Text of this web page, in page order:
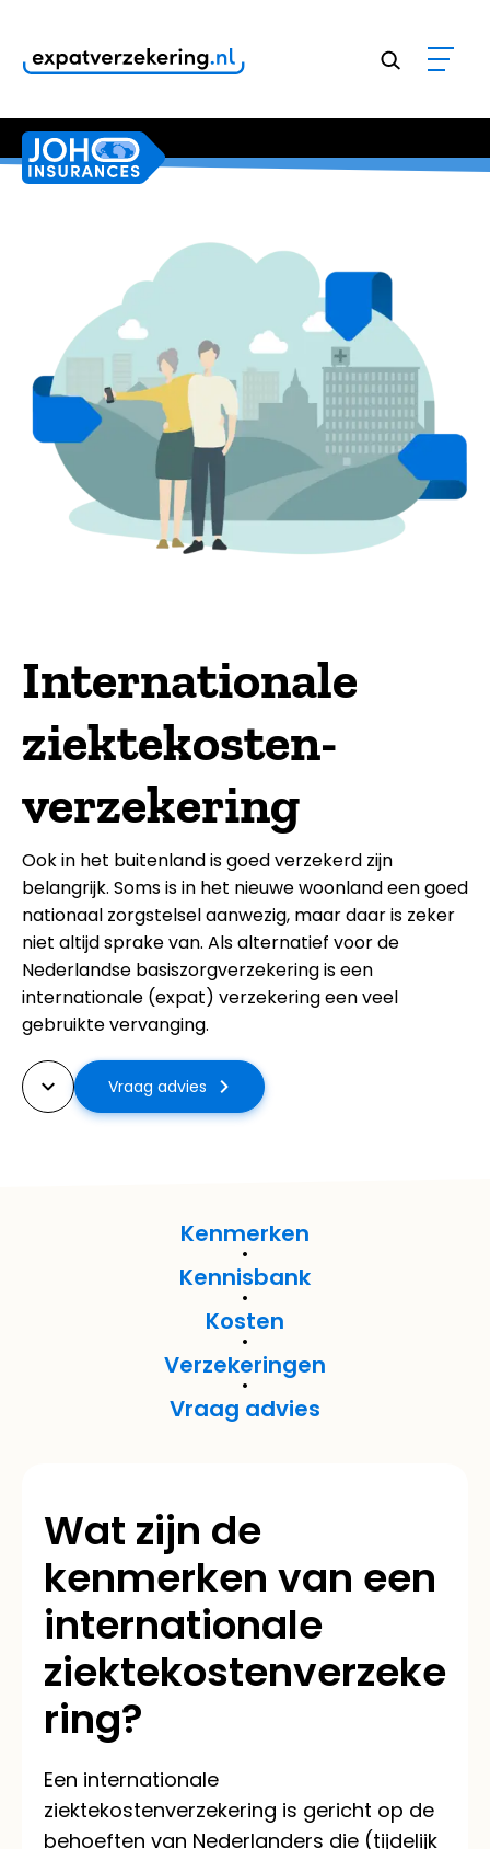
Klanten geven onze dienstverlening een
Internationale
ziektekosten­­­­­­­­­­­
verzekering
Ook in het buitenland is goed verzekerd zijn
belangrijk. Soms is in het nieuwe woonland een goed
nationaal zorgstelsel aanwezig, maar daar is zeker
niet altijd sprake van. Als alternatief voor de
Nederlandse basiszorgverzekering is een
internationale (expat) verzekering een veel
gebruikte vervanging.
Vraag advies
Kenmerken
Kennisbank
Kosten
Verzekeringen
Vraag advies
Wat zijn de
kenmerken van een
internationale
ziektekostenverzeke
ring?
Een internationale
ziektekostenverzekering is gericht op de
behoeften van Nederlanders die (tijdelijk